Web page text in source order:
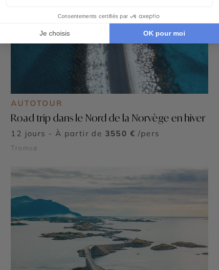
AUTOTOUR
Road trip dans le Nord de la Norvège en hiver
12 jours - À partir de 3550 € /pers
Tromsø